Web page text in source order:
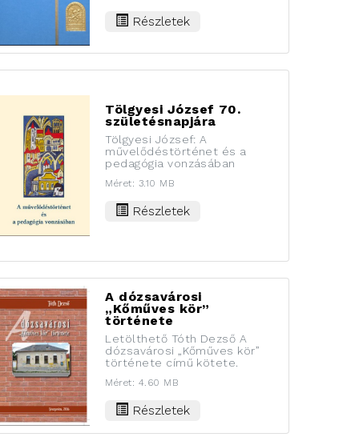
Részletek
Tölgyesi József 70.
születésnapjára
Tölgyesi József: A
művelődéstörténet és a
pedagógia vonzásában
Méret: 3.10 MB
Részletek
A dózsavárosi
„Kőműves kör”
története
Letölthető Tóth Dezső A
dózsavárosi „Kőműves kör”
története című kötete.
Méret: 4.60 MB
Részletek